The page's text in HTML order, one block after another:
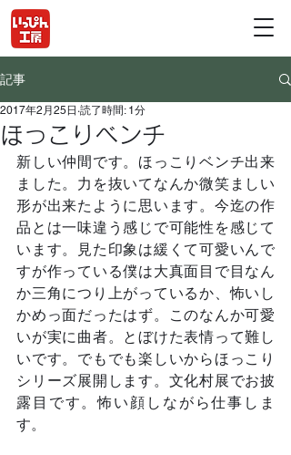
記事
ほっこりベンチ
2017年2月25日 読了時間: 1分
新しい仲間です。ほっこりベンチ出来
ました。力を抜いてなんか微笑ましい
形が出来たように思います。今迄の作
品とは一味違う感じで可能性を感じて
います。見た印象は緩くて可愛いんで
すが作っている僕は大真面目で目なん
か三角につり上がっているか、怖いし
かめっ面だったはず。このなんか可愛
いが実に曲者。とぼけた表情って難し
いです。でもでも楽しいからほっこり
シリーズ展開します。文化村展でお披
露目です。怖い顔しながら仕事しま